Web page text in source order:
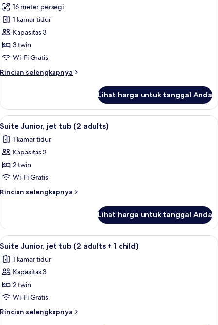
foto
untuk
Kamar
Triple
Standar,
16 meter persegi
1 kamar tidur
Kapasitas 3
3 twin
Wi-Fi Gratis
Rincian selengkapnya
Rincian
Kamar
Triple
Standar,
Lihat harga untuk tanggal Anda
Lihat
semua
foto
untuk
Suite
Junior,
jet
tub
adults)
Minibar, brankas, meja kerja, dan
11
Suite Junior, jet tub (2 adults)
1 kamar tidur
Kapasitas 2
2 twin
Wi-Fi Gratis
Rincian selengkapnya
Rincian
Suite
Junior,
jet
(2
adults)
Lihat harga untuk tanggal Anda
Lihat
semua
foto
untuk
Suite
Junior,
jet
tub
Minibar, brankas, meja kerja, dan
11
Suite Junior, jet tub (2 adults + 1 child)
1 kamar tidur
Kapasitas 3
2 twin
Wi-Fi Gratis
Rincian selengkapnya
Rincian